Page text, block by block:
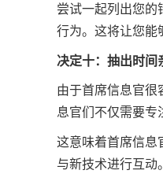
尝试一起列出您的
行为。这将让您能
决定十：抽出时间
由于首席信息官
息官们不仅需要专
这意味着首席信息
与新技术进行互动